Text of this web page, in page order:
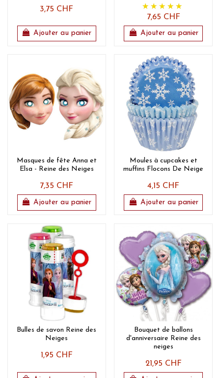
3,75 CHF
Ajouter au panier
7,65 CHF
Ajouter au panier
Masques de fête Anna et
Elsa - Reine des Neiges
7,35 CHF
Ajouter au panier
Moules à cupcakes et
muffins Flocons De Neige
4,15 CHF
Ajouter au panier
Bulles de savon Reine des
Neiges
1,95 CHF
Bouquet de ballons
d'anniversaire Reine des
neiges
21,95 CHF